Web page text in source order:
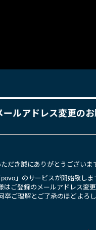
ールアドレス変更の
だき誠にありがとうございま
」のサービスが開始致しま
ご登録のメールアドレス変更
ご理解とご了承のほどよろし